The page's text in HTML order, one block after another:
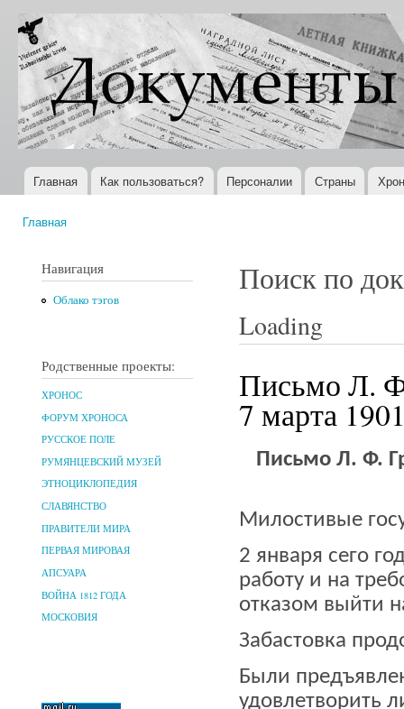
Документы
XX века
Всемирная
история в
Интернете
Главное меню
Главная Как пользоваться? Персоналии Страны
Главная
Навигация
Облако тэгов
Родственные проекты:
ХРОНОС
ФОРУМ ХРОНОСА
РУССКОЕ ПОЛЕ
РУМЯНЦЕВСКИЙ МУЗЕЙ
ЭТНОЦИКЛОПЕДИЯ
СЛАВЯНСТВО
ПРАВИТЕЛИ МИРА
ПЕРВАЯ МИРОВАЯ
АПСУАРА
ВОЙНА 1812 ГОДА
МОСКОВИЯ
Поиск по
Loading
Письмо Л.
7 марта
Письмо Л. Ф.
Милостивые
2 января сего
работу и на
отказом выйти
Забастовка
Были
удовлетворить